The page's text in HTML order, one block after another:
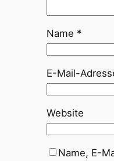
Name *
E-Mail-
Website
Name, E-